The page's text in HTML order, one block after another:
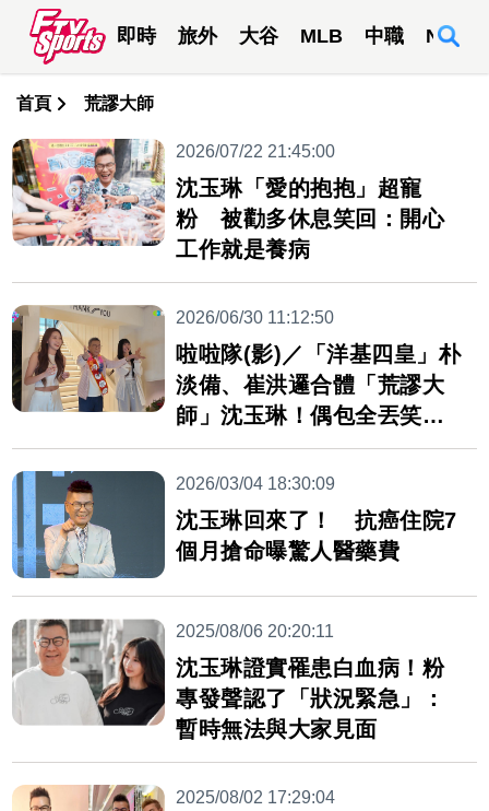
即時 旅外 大谷 MLB 中職 NBA
首頁 荒謬大師
2026/07/22 21:45:00
沈玉琳「愛的抱抱」超寵
粉 被勸多休息笑回：開心
工作就是養病
2026/06/30 11:12:50
啦啦隊(影)／「洋基四皇」朴
淡備、崔洪邏合體「荒謬大
師」沈玉琳！偶包全丟笑翻
全場
2026/03/04 18:30:09
沈玉琳回來了！ 抗癌住院7
個月搶命曝驚人醫藥費
2025/08/06 20:20:11
沈玉琳證實罹患白血病！粉
專發聲認了「狀況緊急」：
暫時無法與大家見面
2025/08/02 17:29:04